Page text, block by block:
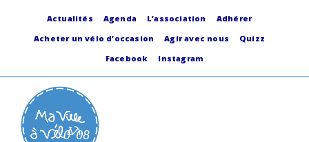
Actualités Agenda L’association
Adhérer
Acheter un vélo d’occasion
Agir avec nous
Quizz
Facebook
Instagram